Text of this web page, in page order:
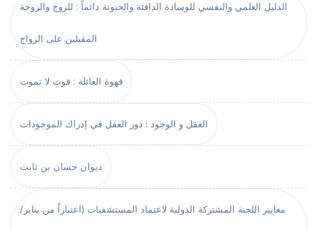
الدليل العلمي والنفسي للوسادة الدافئة والحنونة دائماً : للزوج والزوجة
المقبلين على الزواج
قهوة العائلة : قوت لا تموت
العقل و الوجود : دور العقل في إدراك الموجودات
ديوان حسان بن ثابت
معايير اللجنة المشتركة الدولية لاعتماد المستشفيات (اعتباراً من يناير/